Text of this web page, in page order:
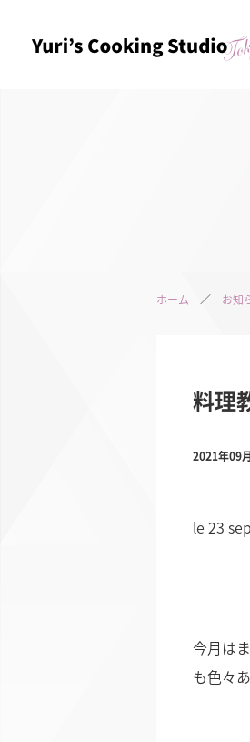
ホーム ／ お知
料理
2021年09
le 23
今月は
も色々